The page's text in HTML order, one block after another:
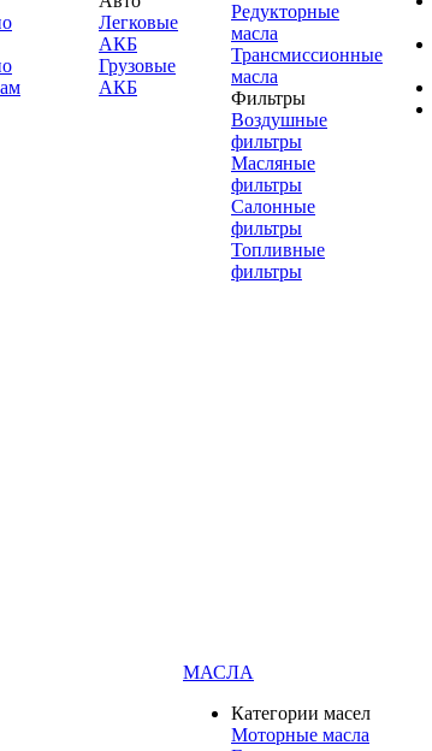
Легковые
АКБ
Грузовые
АКБ
Редукторные
масла
Трансмиссионные
масла
Фильтры
Воздушные
фильтры
Масляные
фильтры
Салонные
фильтры
Топливные
фильтры
МАСЛА
Категории масел
Моторные масла